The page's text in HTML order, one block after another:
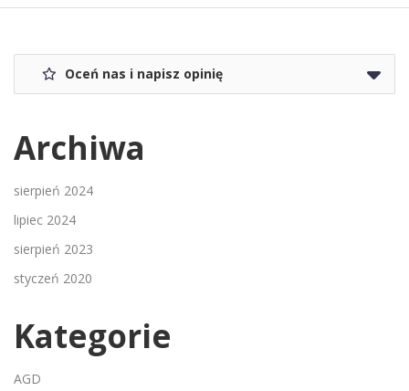
Oceń nas i napisz opinię
Archiwa
sierpień 2024
lipiec 2024
sierpień 2023
styczeń 2020
Kategorie
AGD